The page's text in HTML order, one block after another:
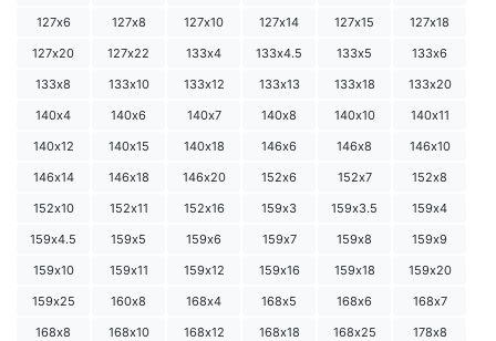
127х6
127х8 127х10 127х14 127х15
127х18
127х20
127х22 133х4 133х4.5 133х5
133х6
133х8
133х10 133х12 133х13 133х18
133х20
140х4
140х6 140х7 140х8 140х10
140х11
140х12
140х15 140х18 146х6 146х8
146х10
146х14
146х18 146х20 152х6 152х7
152х8
152х10
152х11 152х16 159х3 159х3.5
159х4
159х4.5
159х5 159х6 159х7 159х8
159х9
159х10
159х11 159х12 159х16 159х18
159х20
159х25
160х8 168х4 168х5 168х6
168х7
168х8
168х10 168х12 168х18 168х25
178х8